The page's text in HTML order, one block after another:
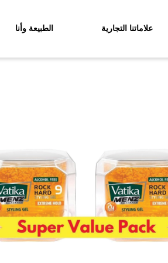
علاماتنا التجارية الطبيعة وأنا